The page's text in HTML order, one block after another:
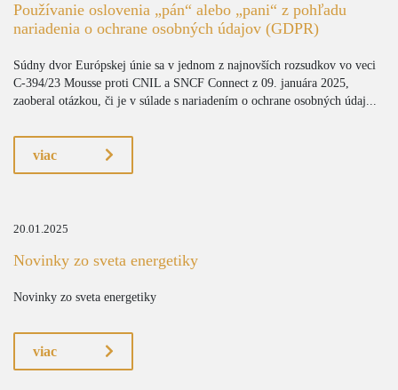
Používanie oslovenia „pán“ alebo „pani“ z pohľadu
nariadenia o ochrane osobných údajov (GDPR)
Súdny dvor Európskej únie sa v jednom z najnovších rozsudkov vo veci
C-394/23 Mousse proti CNIL a SNCF Connect z 09. januára 2025,
zaoberal otázkou, či je v súlade s nariadením o ochrane osobných údaj...
viac
20.01.2025
Novinky zo sveta energetiky
Novinky zo sveta energetiky
viac